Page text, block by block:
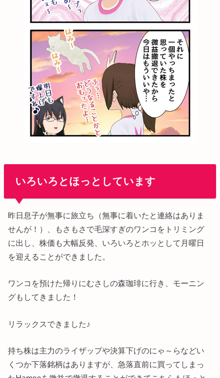
いろいろとほっとしています
昨日息子が無事に旅立ち（無事に着いたと連絡はありま
せんが！）、もさもさで毛深すぎのワンコをトリミング
に出し、株価も大幅反発、いろいろとホッとして月曜日
を迎えることができました。
ワンコを預けた帰りにむさしの森珈琲に行き、モーニン
グもしてきました！
リラックスできました♪
持ち株は主力のライザップや決算下げのにゃ～らなどい
くつか下落銘柄はありますが、急落直前に買ってしまっ